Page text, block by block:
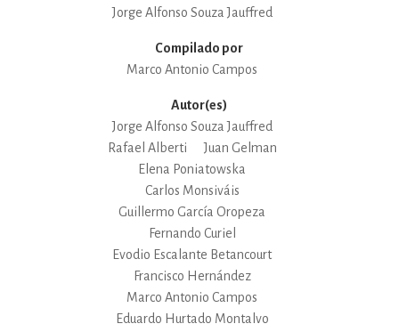
Jorge Alfonso Souza Jauffred
Compilado por
Marco Antonio Campos
Autor(es)
Jorge Alfonso Souza Jauffred
Rafael Alberti
Juan Gelman
Elena Poniatowska
Carlos Monsiváis
Guillermo García Oropeza
Fernando Curiel
Evodio Escalante Betancourt
Francisco Hernández
Marco Antonio Campos
Eduardo Hurtado Montalvo